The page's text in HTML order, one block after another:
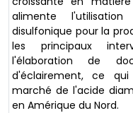
alimente
disulfonique pour la
les principaux
l'élaboration de
d'éclairement, ce
marché de l'acide
en Amérique du Nord.